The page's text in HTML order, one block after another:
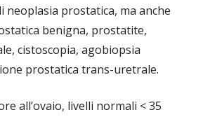
neoplasia prostatica, ma anche
benigna, prostatite,
cistoscopia, agobiopsia
prostatica trans-uretrale.
all’ovaio, livelli normali < 35